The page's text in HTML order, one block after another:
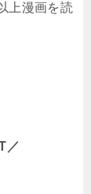
上漫画を読
／